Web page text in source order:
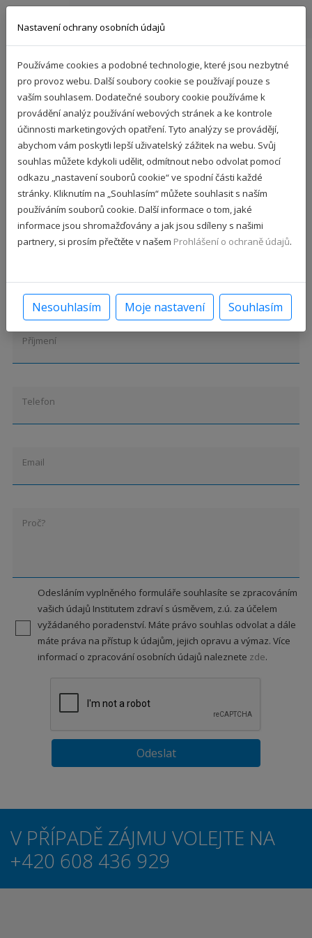
Spolupráce
Pro všechny nadšence nabízíme možnost proškolení na lektory,
kteří nám se šířením osvěty pomůžou.
Zajístíme veškeré materiály, videa, prezentace, vysvětlíme průběh
přednášek do detailů a vyzkoušíme si všechno společně.
Pokud máte zájem stát se lektorem pro Vaši školku či školu, nebo
se chcete stát součástí našeho týmu, neváhejte nás kontaktovat.
Lektorům darujeme dentální hygieny zdarma.
Jméno
Příjmení
Telefon
Email
Proč?
Odesláním vyplněného formuláře souhlasíte se zpracováním
vašich údajů Institutem zdraví s úsměvem, z.ú. za účelem
vyžádaného poradenství. Máte právo souhlas odvolat a dále
máte práva na přístup k údajům, jejich opravu a výmaz. Více
informací o zpracování osobních údajů naleznete zde.
V PŘÍPADĚ ZÁJMU VOLEJTE NA
+420 608 436 929
Nastavení ochrany osobních údajů
Používáme cookies a podobné technologie, které jsou nezbytné
pro provoz webu. Další soubory cookie se používají pouze s
vaším souhlasem. Dodatečné soubory cookie používáme k
provádění analýz používání webových stránek a ke kontrole
účinnosti marketingových opatření. Tyto analýzy se provádějí,
abychom vám poskytli lepší uživatelský zážitek na webu. Svůj
souhlas můžete kdykoli udělit, odmítnout nebo odvolat pomocí
odkazu „nastavení souborů cookie“ ve spodní části každé
stránky. Kliknutím na „Souhlasím“ můžete souhlasit s naším
používáním souborů cookie. Další informace o tom, jaké
informace jsou shromažďovány a jak jsou sdíleny s našimi
partnery, si prosím přečtěte v našem Prohlášení o ochraně údajů.
Nesouhlasím Moje nastavení Souhlasím